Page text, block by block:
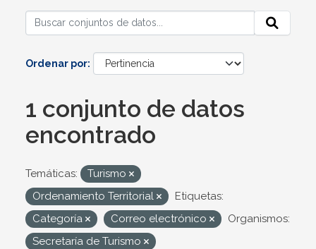
Ordenar por
1 conjunto de datos
encontrado
Temáticas:
Turismo
Ordenamiento Territorial
Etiquetas:
Categoría
Correo electrónico
Organismos:
Secretaría de Turismo